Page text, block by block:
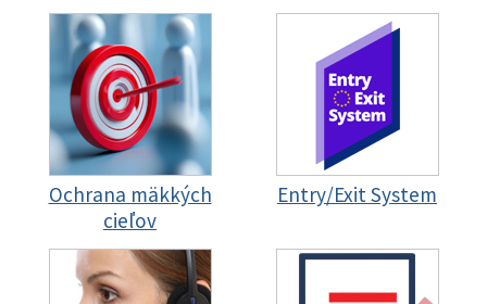
Ochrana mäkkých
cieľov
Entry/Exit System